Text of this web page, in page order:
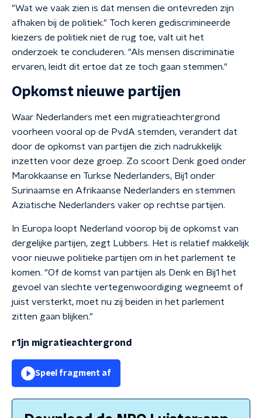
"Wat we vaak zien is dat mensen die ontevreden zijn
afhaken bij de politiek." Toch keren gediscrimineerde
kiezers de politiek niet de rug toe, valt uit het
onderzoek te concluderen. "Als mensen discriminatie
ervaren, leidt dit ertoe dat ze toch gaan stemmen."
Opkomst nieuwe partijen
Waar Nederlanders met een migratieachtergrond
voorheen vooral op de PvdA stemden, verandert dat
door de opkomst van partijen die zich nadrukkelijk
inzetten voor deze groep. Zo scoort Denk goed onder
Marokkaanse en Turkse Nederlanders, Bij1 onder
Surinaamse en Afrikaanse Nederlanders en stemmen
Aziatische Nederlanders vaker op rechtse partijen.
In Europa loopt Nederland voorop bij de opkomst van
dergelijke partijen, zegt Lubbers. Het is relatief makkelijk
voor nieuwe politieke partijen om in het parlement te
komen. "Of de komst van partijen als Denk en Bij1 het
gevoel van slechte vertegenwoordiging wegneemt of
juist versterkt, moet nu zij beiden in het parlement
zitten gaan blijken."
r1jn migratieachtergrond
Speel fragment af